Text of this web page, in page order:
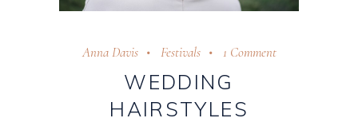
Anna Davis Festivals 1 Comment
WEDDING
HAIRSTYLES